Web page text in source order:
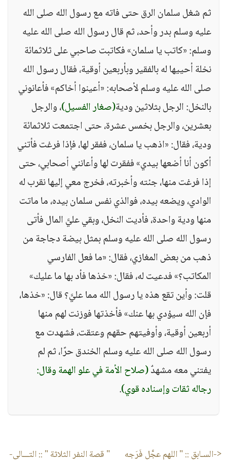
ثم شغل سلمان الرق حتى فاته مع رسول الله صلى الله
عليه وسلم بدر وأحد، ثم قال رسول الله صلى الله عليه
وسلم: «كاتب يا سلمان» فكاتبت صاحبي على ثلاثمائة
نخلة أحييها له بالفقير وبأربعين أوقية، فقال رسول الله
صلى الله عليه وسلم لأصحابه: «أعينوا أخاكم» فأعانوني
بالنخل: الرجل بثلاثين ودية(صغار الفسيل)، والرجل
بعشرين، والرجل بخمس عشرة، حتى اجتمعت ثلاثمائة
ودية، فقال: «اذهب يا سلمان، ففقر لها، فإذا فرغت فأتني
أكون أنا أضعها بيدي» ففقرت لها وأعانني أصحابي، حتى
إذا فرغت منها، جئته وأخبرته، فخرج معي إليها نقرب له
الوادي، ويضعه بيده، فوالذي نفس سلمان بيده، ما ماتت
منها ودية واحدة، فأديت النخل، وبقي عليَّ المال فأتى
رسول الله صلى الله عليه وسلم بمثل بيضة دجاجة من
ذهب من بعض المغازي، فقال: «ما فعل الفارسي
المكاتب؟» فدعيت له، فقال: «خذها فأد بها ما عليك»
قلت: وأين تقع هذه يا رسول الله مما عليَّ؟ قال: «خذها،
فإن الله سيؤدي بها عنك» فأخذتها فوزنت لهم منها
أربعين أوقية، وأوفيتهم حقهم وعتقت، فشهدت مع
رسول الله صلى الله عليه وسلم الخندق حرًا، ثم لم
يفتني معه مشهدٌ(صلاح الأمة في علو الهمة وقال:
رجاله ثقات وإسناده قوي).
<-السـابق ::" اللهم عجَّل فَرَجه
" قصة النفر الثلاثة " :: التـــالى-